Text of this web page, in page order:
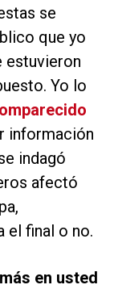
se
que yo
estuvieron
Yo lo
información
indagó
afectó
el final o no.
en usted